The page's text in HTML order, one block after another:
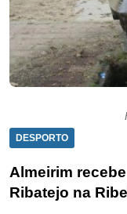
DESPORTO
Almeirim
Ribatejo na